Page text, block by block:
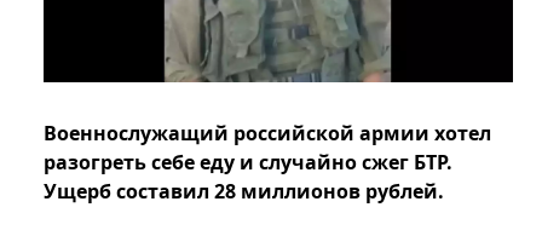
Военнослужащий российской армии хотел
разогреть себе еду и случайно сжег БТР.
Ущерб составил 28 миллионов рублей.